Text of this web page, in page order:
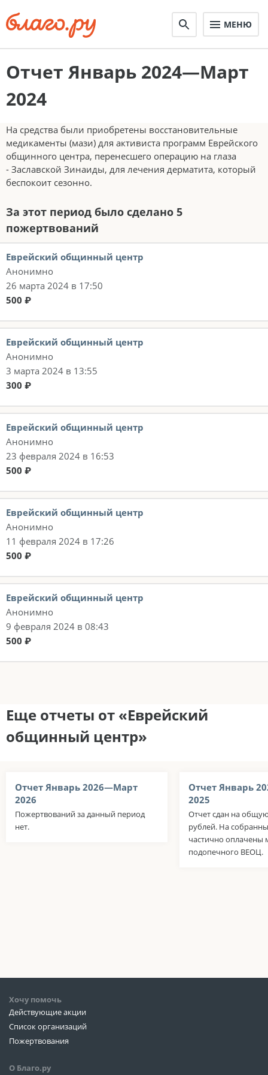
МЕНЮ
Отчет Январь 2024—Март
2024
На средства были приобретены восстановительные
медикаменты (мази) для активиста программ Еврейского
общинного центра, перенесшего операцию на глаза
- Заславской Зинаиды, для лечения дерматита, который
беспокоит сезонно.
За этот период было сделано 5
пожертвований
Еврейский общинный центр
Анонимно
26 марта 2024 в 17:50
500 ₽
Еврейский общинный центр
Анонимно
3 марта 2024 в 13:55
300 ₽
Еврейский общинный центр
Анонимно
23 февраля 2024 в 16:53
500 ₽
Еврейский общинный центр
Анонимно
11 февраля 2024 в 17:26
500 ₽
Еврейский общинный центр
Анонимно
9 февраля 2024 в 08:43
500 ₽
Еще отчеты от «Еврейский
общинный центр»
Отчет Январь 2026—Март
2026
Пожертвований за данный период
нет.
Отчет Январь
2025
Отчет сдан на
рублей. На
частично оплачены
подопечного ВЕОЦ.
Хочу помочь
Действующие акции
Список организаций
Пожертвования
О Благо.ру